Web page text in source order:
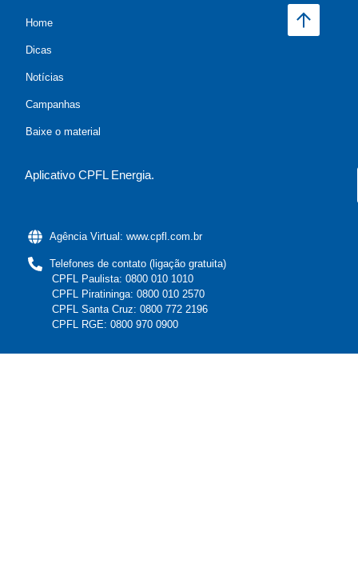
Home
Dicas
Notícias
Campanhas
Baixe o material
Aplicativo CPFL Energia.
Agência Virtual: www.cpfl.com.br
Telefones de contato (ligação gratuita)
CPFL Paulista: 0800 010 1010
CPFL Piratininga: 0800 010 2570
CPFL Santa Cruz: 0800 772 2196
CPFL RGE: 0800 970 0900